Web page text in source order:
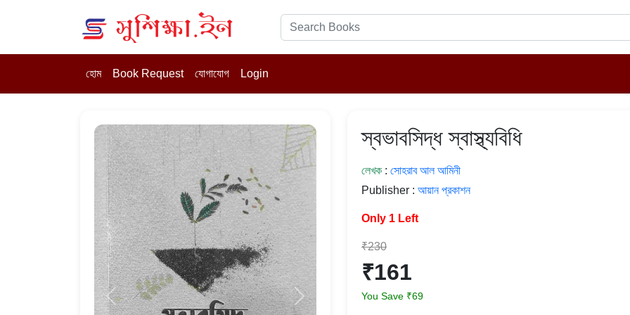
হোম Book Request যোগাযোগ Login
স্বভাবসিদ্ধ স্বাস্থ্যবিধি
লেখক : সোহরাব আল আমিনী
Publisher : আয়ান প্রকাশন
Only 1 Left
₹230
₹161
You Save ₹69